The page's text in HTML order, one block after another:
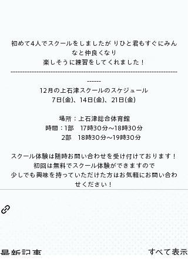
初めて4人でスクールをしましたが りひと君もすぐにみん
なと仲良くなり
楽しそうに練習をしてくれました！
-----------------------------------------------------------------------
------
12月の上石津スクールのスケジュール
7日(金)、14日(金)、21日(金)
場所：上石津総合体育館
時間：1部　17時30分～18時30分
        2部　18時30分～19時30分
スクール体験は随時お問い合わせを受け付けております！
初回は無料でスクール体験ができますので
少しでも興味を持っていただけた方はお気軽にお問い合わ
せください！
最新記事 すべて表示